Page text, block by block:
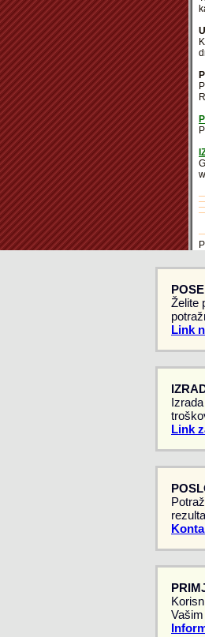
Želite
Link
Link